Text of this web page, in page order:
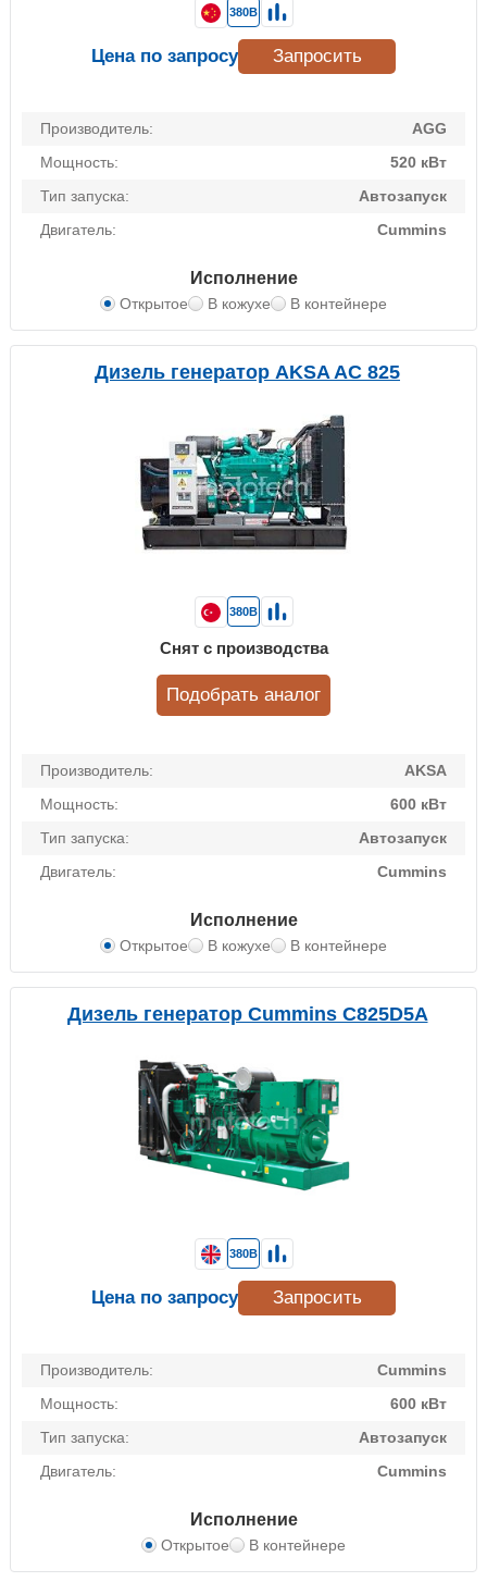
Производитель:
AGG
Мощность:
520 кВт
Тип запуска:
Автозапуск
Двигатель:
Cummins
Исполнение
Открытое В кожухе В контейнере
380В
Цена по запросу Запросить
Дизель генератор AKSA AC 825
Производитель:
AKSA
Мощность:
600 кВт
Тип запуска:
Автозапуск
Двигатель:
Cummins
Исполнение
Открытое В кожухе В контейнере
380В
Снят с производства
Подобрать аналог
Дизель генератор Cummins C825D5A
Производитель:
Cummins
Мощность:
600 кВт
Тип запуска:
Автозапуск
Двигатель:
Cummins
Исполнение
Открытое В контейнере
380В
Цена по запросу Запросить